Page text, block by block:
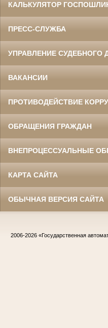
КАЛЬКУЛЯТОР
ПРЕСС-СЛУЖБА
УПРАВЛЕНИЕ СУДЕБНОГО
ВАКАНСИИ
ПРОТИВОДЕЙСТВИЕ
ОБРАЩЕНИЯ ГРАЖДАН
ВНЕПРОЦЕССУАЛЬНЫЕ
КАРТА САЙТА
ОБЫЧНАЯ ВЕРСИЯ САЙТА
2006-2026 «Государственная